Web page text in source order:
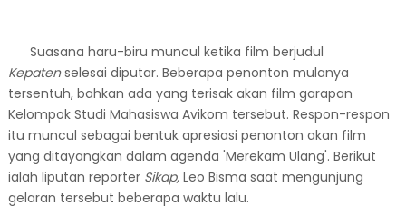
Suasana haru-biru muncul ketika film berjudul
Kepatenselesai diputar. Beberapa penonton mulanya
tersentuh, bahkan ada yang terisak akan film garapan
Kelompok Studi Mahasiswa Avikom tersebut. Respon-respon
itu muncul sebagai bentuk apresiasi penonton akan film
yang ditayangkan dalam agenda 'Merekam Ulang'. Berikut
ialah liputan reporter Sikap,Leo Bisma saat mengunjung
gelaran tersebut beberapa waktu lalu.